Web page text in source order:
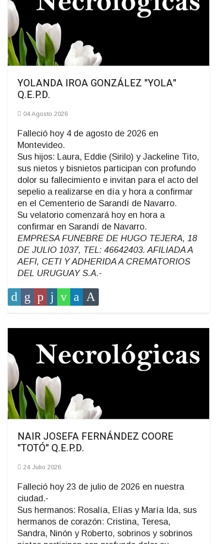
YOLANDA IROA GONZÁLEZ "YOLA"
Q.E.P.D.
04 Agosto 2026
Falleció hoy 4 de agosto de 2026 en
Montevideo.
Sus hijos: Laura, Eddie (Sirilo) y Jackeline Tito,
sus nietos y bisnietos participan con profundo
dolor su fallecimiento e invitan para el acto del
sepelio a realizarse en día y hora a confirmar
en el Cementerio de Sarandí de Navarro.
Su velatorio comenzará hoy en hora a
confirmar en Sarandí de Navarro.
EMPRESA FUNEBRE DE HUGO TEJERA, 18
DE JULIO 1037, TEL: 46642403. AFILIADA A
AEFI, CETI Y ADHERIDA A CREMATORIOS
DEL URUGUAY S.A.-
NAIR JOSEFA FERNÁNDEZ COORE
"TOTÓ" Q.E.P.D.
24 Julio 2026
Falleció hoy 23 de julio de 2026 en nuestra
ciudad.-
Sus hermanos: Rosalía, Elías y María Ida, sus
hermanos de corazón: Cristina, Teresa,
Sandra, Ninón y Roberto, sobrinos y sobrinos